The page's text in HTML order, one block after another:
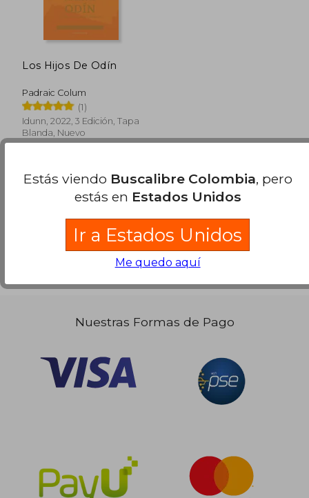
Los Hijos De Odín
Padraic Colum
(1)
Idunn, 2022, 3 Edición, Tapa
Blanda, Nuevo
$ 89.175
Nuestras Formas de Pago
Estás viendo Buscalibre Colombia, pero
estás en Estados Unidos
Ir a Estados Unidos
Me quedo aquí